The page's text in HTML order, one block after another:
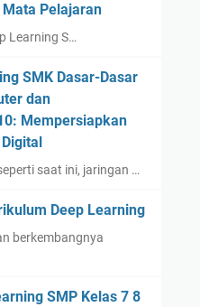
Pelajaran
Learning S…
SMK Dasar-Dasar
dan
Mempersiapkan
saat ini, jaringan …
Deep Learning
berkembangnya
SMP Kelas 7 8